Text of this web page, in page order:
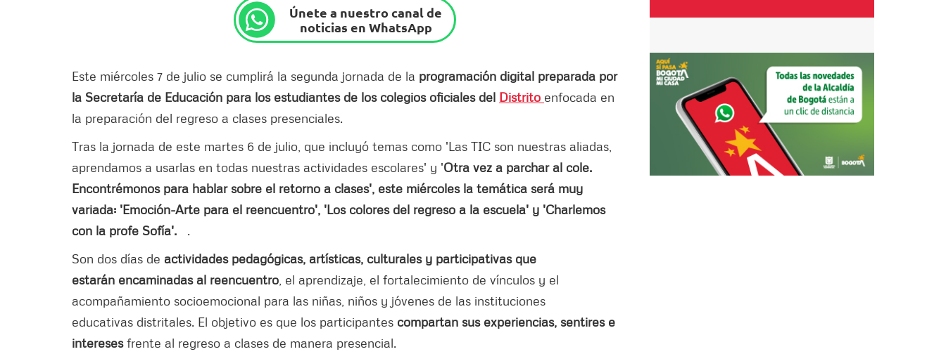
Únete a nuestro canal de
noticias en WhatsApp
Este miércoles 7 de julio se cumplirá la segunda jornada de la programación digital preparada por
la Secretaría de Educación para los estudiantes de los colegios oficiales del Distrito enfocada en
la preparación del regreso a clases presenciales.
Tras la jornada de este martes 6 de julio, que incluyó temas como 'Las TIC son nuestras aliadas,
aprendamos a usarlas en todas nuestras actividades escolares' y 'Otra vez a parchar al cole.
Encontrémonos para hablar sobre el retorno a clases', este miércoles la temática será muy
variada: 'Emoción-Arte para el reencuentro', 'Los colores del regreso a la escuela' y 'Charlemos
con la profe Sofía'.
.
Son dos días de actividades pedagógicas, artísticas, culturales y participativas que
estarán encaminadas al reencuentro , el aprendizaje, el fortalecimiento de vínculos y el
acompañamiento socioemocional para las niñas, niños y jóvenes de las instituciones
educativas distritales. El objetivo es que los participantes compartan sus experiencias, sentires e
interesesfrente al regreso a clases de manera presencial.